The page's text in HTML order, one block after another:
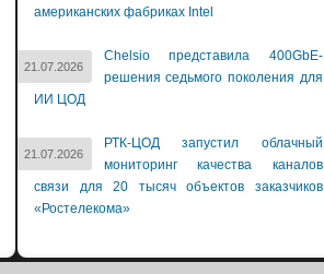
американских фабриках Intel
21.07.2026
Chelsio представила 400GbE-
решения седьмого поколения для
ИИ ЦОД
21.07.2026
РТК-ЦОД запустил облачный
мониторинг качества каналов
связи для 20 тысяч объектов заказчиков
«Ростелекома»